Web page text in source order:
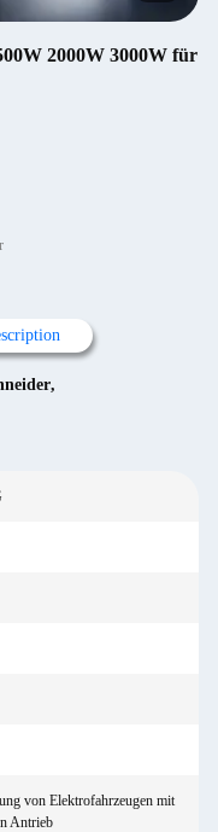
2000W 3000W für
,
von Elektrofahrzeugen mit
Antrieb